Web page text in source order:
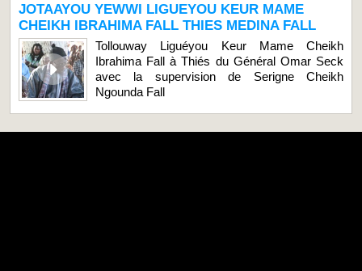
JOTAAYOU YEWWI LIGUEYOU KEUR MAME
CHEIKH IBRAHIMA FALL THIES MEDINA FALL
Tollouway Liguéyou Keur Mame Cheikh
Ibrahima Fall à Thiés du Général Omar Seck
avec la supervision de Serigne Cheikh
Ngounda Fall